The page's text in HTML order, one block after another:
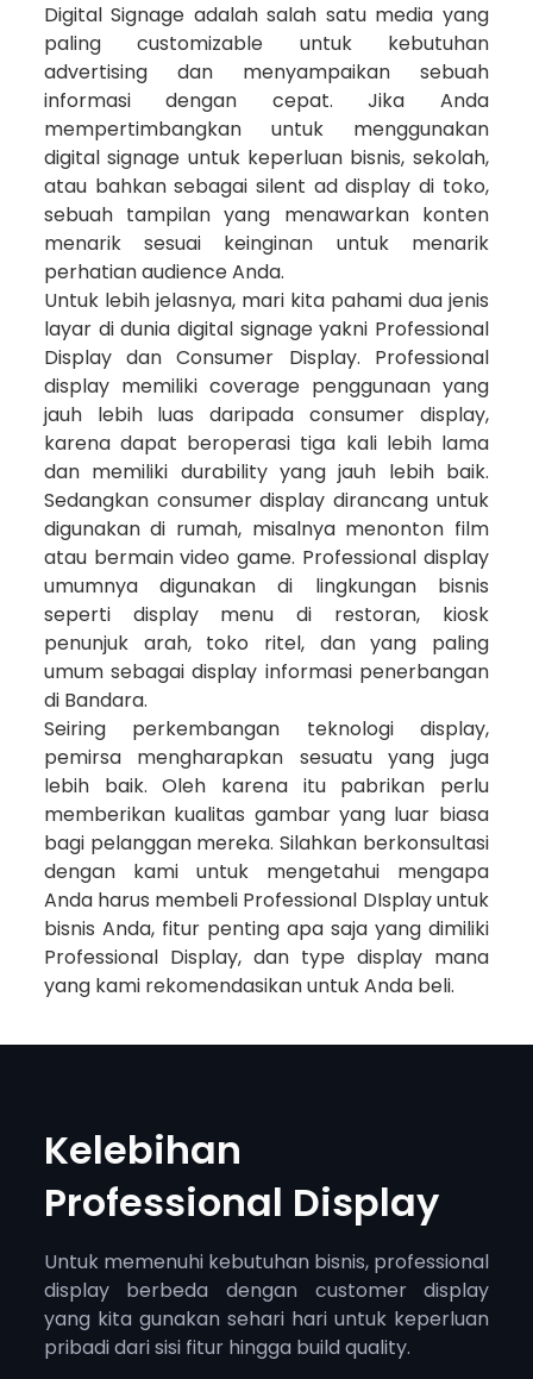
Digital Signage adalah salah satu media yang
paling customizable untuk kebutuhan
advertising dan menyampaikan sebuah
informasi dengan cepat. Jika Anda
mempertimbangkan untuk menggunakan
digital signage untuk keperluan bisnis, sekolah,
atau bahkan sebagai silent ad display di toko,
sebuah tampilan yang menawarkan konten
menarik sesuai keinginan untuk menarik
perhatian audience Anda.
Untuk lebih jelasnya, mari kita pahami dua jenis
layar di dunia digital signage yakni Professional
Display dan Consumer Display. Professional
display memiliki coverage penggunaan yang
jauh lebih luas daripada consumer display,
karena dapat beroperasi tiga kali lebih lama
dan memiliki durability yang jauh lebih baik.
Sedangkan consumer display dirancang untuk
digunakan di rumah, misalnya menonton film
atau bermain video game. Professional display
umumnya digunakan di lingkungan bisnis
seperti display menu di restoran, kiosk
penunjuk arah, toko ritel, dan yang paling
umum sebagai display informasi penerbangan
di Bandara.
Seiring perkembangan teknologi display,
pemirsa mengharapkan sesuatu yang juga
lebih baik. Oleh karena itu pabrikan perlu
memberikan kualitas gambar yang luar biasa
bagi pelanggan mereka. Silahkan berkonsultasi
dengan kami untuk mengetahui mengapa
Anda harus membeli Professional DIsplay untuk
bisnis Anda, fitur penting apa saja yang dimiliki
Professional Display, dan type display mana
yang kami rekomendasikan untuk Anda beli.
Kelebihan
Professional Display
Untuk memenuhi kebutuhan bisnis, professional
display berbeda dengan customer display
yang kita gunakan sehari hari untuk keperluan
pribadi dari sisi fitur hingga build quality.